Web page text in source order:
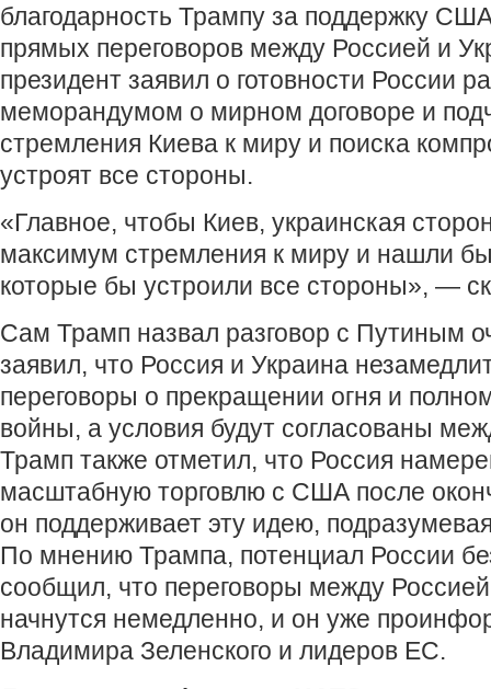
благодарность Трампу за поддержку
прямых переговоров между Россией и
президент заявил о готовности России
меморандумом о мирном договоре и
стремления Киева к миру и поиска
устроят все стороны.
«Главное, чтобы Киев, украинская
максимум стремления к миру и нашли
которые бы устроили все стороны», —
Сам Трамп назвал разговор с Путиным
заявил, что Россия и Украина
переговоры о прекращении огня и
войны, а условия будут согласованы
Трамп также отметил, что Россия
масштабную торговлю с США после
он поддерживает эту идею,
По мнению Трампа, потенциал России
сообщил, что переговоры между
начнутся немедленно, и он уже
Владимира Зеленского и лидеров ЕС.